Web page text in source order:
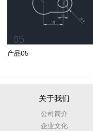
产品05
关于我们
公司简介
企业文化